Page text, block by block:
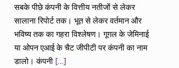
सबके पीछे कंपनी के वित्तीय नतीजों से लेकर
सालाना रिपोर्ट तक। भूत से लेकर वर्तमान और
भविष्य तक का गहरा विश्लेषण। गूगल के जेमिनाई
या ओपन एआई के चैट जीपीटी पर कंपनी का नाम
डालो। कंपनी […]